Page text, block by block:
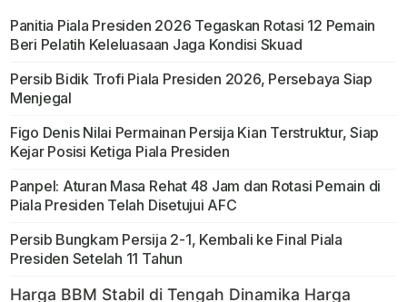
Panitia Piala Presiden 2026 Tegaskan Rotasi 12 Pemain
Beri Pelatih Keleluasaan Jaga Kondisi Skuad
Persib Bidik Trofi Piala Presiden 2026, Persebaya Siap
Menjegal
Figo Denis Nilai Permainan Persija Kian Terstruktur, Siap
Kejar Posisi Ketiga Piala Presiden
Panpel: Aturan Masa Rehat 48 Jam dan Rotasi Pemain di
Piala Presiden Telah Disetujui AFC
Persib Bungkam Persija 2-1, Kembali ke Final Piala
Presiden Setelah 11 Tahun